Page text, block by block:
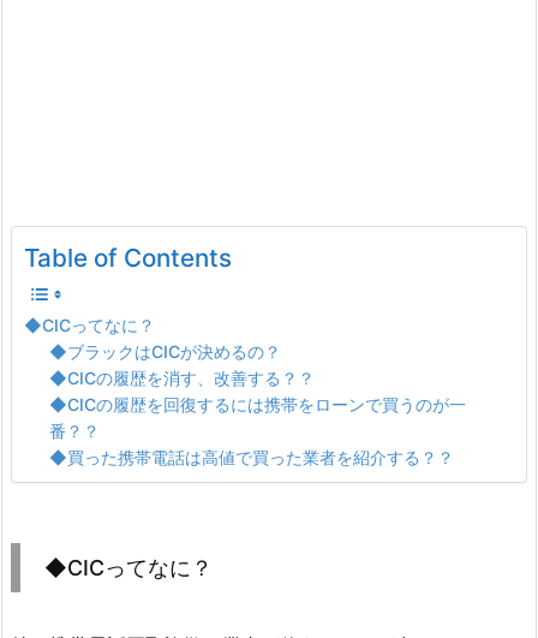
Table of Contents
◆CICってなに？
◆ブラックはCICが決めるの？
◆CICの履歴を消す、改善する？？
◆CICの履歴を回復するには携帯をローンで買うのが一
番？？
◆買った携帯電話は高値で買った業者を紹介する？？
◆CICってなに？